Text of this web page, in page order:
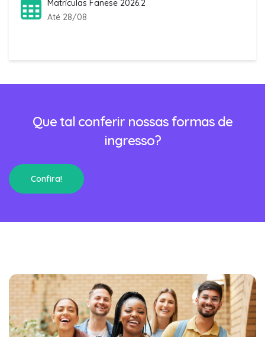
Matrículas Fanese 2026.2
Até 28/08
Que tal conferir nossas formas de
ingresso?
Confira!